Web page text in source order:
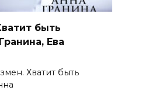
быть
Ева
Хватит быть